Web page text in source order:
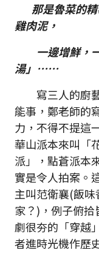
那是魯菜的精
雞肉泥，
一邊增鮮，一
湯」……
寫三人的廚藝
能事，鄭老師的
力，不得不提這
華山派本來叫「
派」，點蒼派本
實是令人拍案。
主叫范衛襄(飯
家？)，例子俯
劇很夯的「穿越
者進時光機作歷